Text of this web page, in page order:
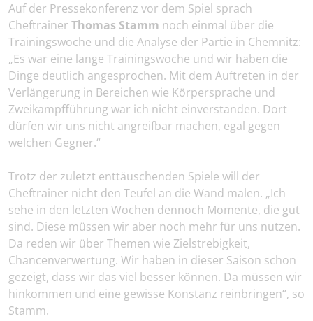
Auf der Pressekonferenz vor dem Spiel sprach
Cheftrainer Thomas Stamm noch einmal über die
Trainingswoche und die Analyse der Partie in Chemnitz:
„Es war eine lange Trainingswoche und wir haben die
Dinge deutlich angesprochen. Mit dem Auftreten in der
Verlängerung in Bereichen wie Körpersprache und
Zweikampfführung war ich nicht einverstanden. Dort
dürfen wir uns nicht angreifbar machen, egal gegen
welchen Gegner.“
Trotz der zuletzt enttäuschenden Spiele will der
Cheftrainer nicht den Teufel an die Wand malen. „Ich
sehe in den letzten Wochen dennoch Momente, die gut
sind. Diese müssen wir aber noch mehr für uns nutzen.
Da reden wir über Themen wie Zielstrebigkeit,
Chancenverwertung. Wir haben in dieser Saison schon
gezeigt, dass wir das viel besser können. Da müssen wir
hinkommen und eine gewisse Konstanz reinbringen“, so
Stamm.